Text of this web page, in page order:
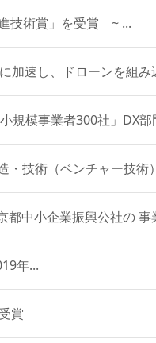
技術賞」を受賞 ~ ...
加速し、ドローンを組み
規模事業者300社」DX部
・技術（ベンチャー技術
都中小企業振興公社の 事
年...
賞